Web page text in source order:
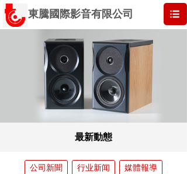
最新動態
公司新聞 行业新闻 媒體報導
東騰國際影音有限公司